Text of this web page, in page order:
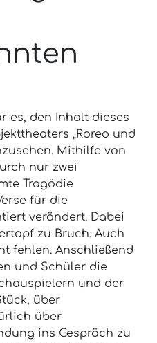
es, den Inhalt dieses
„Roreo und
Mithilfe von
nur zwei
Tragödie
für die
verändert. Dabei
zu Bruch. Auch
fehlen. Anschließend
und Schüler die
und der
über
über
ins Gespräch zu